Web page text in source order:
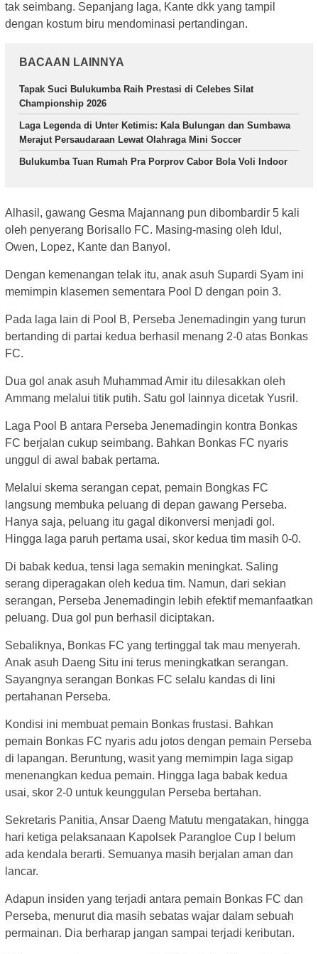
tak seimbang. Sepanjang laga, Kante dkk yang tampil
dengan kostum biru mendominasi pertandingan.
BACAAN LAINNYA
Tapak Suci Bulukumba Raih Prestasi di Celebes Silat
Championship 2026
Laga Legenda di Unter Ketimis: Kala Bulungan dan Sumbawa
Merajut Persaudaraan Lewat Olahraga Mini Soccer
Bulukumba Tuan Rumah Pra Porprov Cabor Bola Voli Indoor
Alhasil, gawang Gesma Majannang pun dibombardir 5 kali
oleh penyerang Borisallo FC. Masing-masing oleh Idul,
Owen, Lopez, Kante dan Banyol.
Dengan kemenangan telak itu, anak asuh Supardi Syam ini
memimpin klasemen sementara Pool D dengan poin 3.
Pada laga lain di Pool B, Perseba Jenemadingin yang turun
bertanding di partai kedua berhasil menang 2-0 atas Bonkas
FC.
Dua gol anak asuh Muhammad Amir itu dilesakkan oleh
Ammang melalui titik putih. Satu gol lainnya dicetak Yusril.
Laga Pool B antara Perseba Jenemadingin kontra Bonkas
FC berjalan cukup seimbang. Bahkan Bonkas FC nyaris
unggul di awal babak pertama.
Melalui skema serangan cepat, pemain Bongkas FC
langsung membuka peluang di depan gawang Perseba.
Hanya saja, peluang itu gagal dikonversi menjadi gol.
Hingga laga paruh pertama usai, skor kedua tim masih 0-0.
Di babak kedua, tensi laga semakin meningkat. Saling
serang diperagakan oleh kedua tim. Namun, dari sekian
serangan, Perseba Jenemadingin lebih efektif memanfaatkan
peluang. Dua gol pun berhasil diciptakan.
Sebaliknya, Bonkas FC yang tertinggal tak mau menyerah.
Anak asuh Daeng Situ ini terus meningkatkan serangan.
Sayangnya serangan Bonkas FC selalu kandas di lini
pertahanan Perseba.
Kondisi ini membuat pemain Bonkas frustasi. Bahkan
pemain Bonkas FC nyaris adu jotos dengan pemain Perseba
di lapangan. Beruntung, wasit yang memimpin laga sigap
menenangkan kedua pemain. Hingga laga babak kedua
usai, skor 2-0 untuk keunggulan Perseba bertahan.
Sekretaris Panitia, Ansar Daeng Matutu mengatakan, hingga
hari ketiga pelaksanaan Kapolsek Parangloe Cup I belum
ada kendala berarti. Semuanya masih berjalan aman dan
lancar.
Adapun insiden yang terjadi antara pemain Bonkas FC dan
Perseba, menurut dia masih sebatas wajar dalam sebuah
permainan. Dia berharap jangan sampai terjadi keributan.